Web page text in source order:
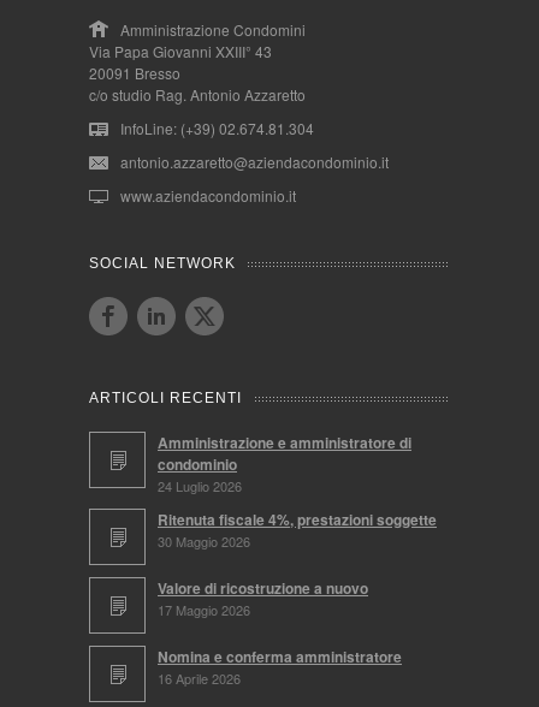
Amministrazione Condomini
Via Papa Giovanni XXIII° 43
20091 Bresso
c/o studio Rag. Antonio Azzaretto
InfoLine: (+39) 02.674.81.304
antonio.azzaretto@aziendacondominio.it
www.aziendacondominio.it
SOCIAL NETWORK
ARTICOLI RECENTI
Amministrazione e amministratore di
condominio
24 Luglio 2026
Ritenuta fiscale 4%, prestazioni soggette
30 Maggio 2026
Valore di ricostruzione a nuovo
17 Maggio 2026
Nomina e conferma amministratore
16 Aprile 2026